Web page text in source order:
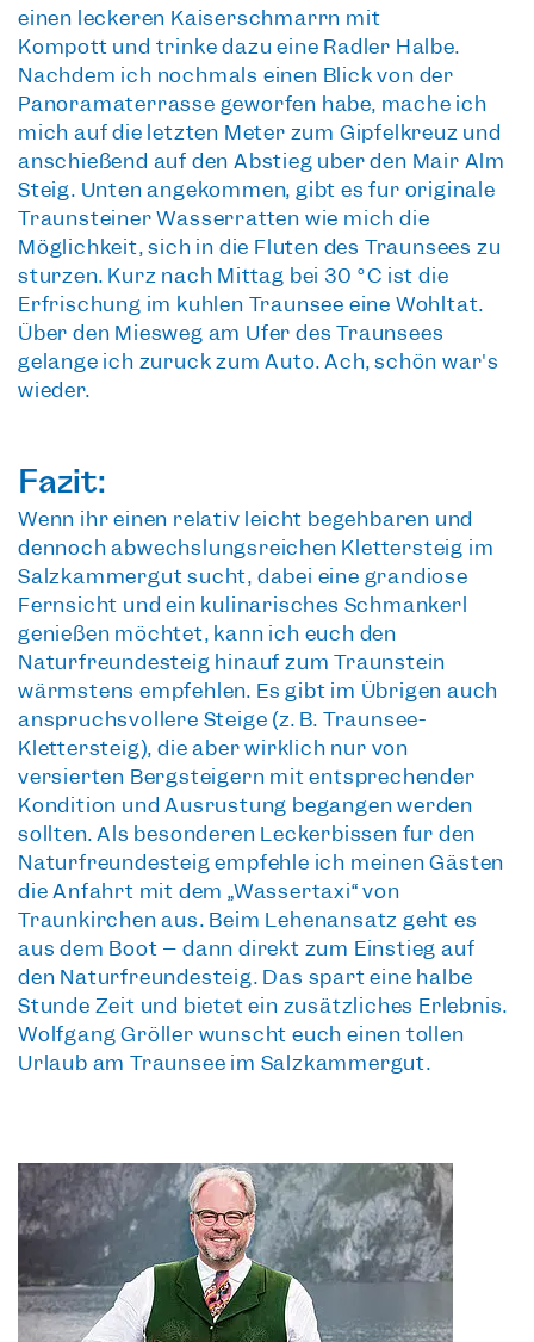
einen leckeren Kaiserschmarrn mit
Kompott und trinke dazu eine Radler Halbe.
Nachdem ich nochmals einen Blick von der
Panoramaterrasse geworfen habe, mache ich
mich auf die letzten Meter zum Gipfelkreuz und
anschießend auf denAbstieg über den Mair Alm
Steig. Unten angekommen, gibt es für originale
Traunsteiner Wasserratten wie mich die
Möglichkeit, sich in die Fluten des Traunsees zu
stürzen. Kurz nach Mittag bei 30 °C ist die
Erfrischung im kühlen Traunsee eine Wohltat.
Über den Miesweg am Ufer des Traunsees
gelange ich zurück zum Auto. Ach, schön war's
wieder.
Fazit:
Wenn ihr einen relativ leicht begehbaren und
dennoch abwechslungsreichen Klettersteig im
Salzkammergut sucht, dabei eine grandiose
Fernsicht und ein kulinarisches Schmankerl
genießen möchtet, kann ich euch den
Naturfreundesteig hinauf zum Traunstein
wärmstens empfehlen. Es gibt im Übrigen auch
anspruchsvollere Steige (z. B. Traunsee-
Klettersteig), die aber wirklich nur von
versierten Bergsteigern mit entsprechender
Kondition und Ausrüstung begangen werden
sollten. Als besonderen Leckerbissen für den
Naturfreundesteig empfehle ich meinen Gästen
die Anfahrt mit dem „Wassertaxi“ von
Traunkirchen aus. Beim Lehenansatz geht es
aus dem Boot – dann direkt zum Einstieg auf
den Naturfreundesteig. Das spart eine halbe
Stunde Zeit und bietet ein zusätzliches Erlebnis.
Wolfgang Gröller wünscht euch einen tollen
Urlaub am Traunsee im Salzkammergut.